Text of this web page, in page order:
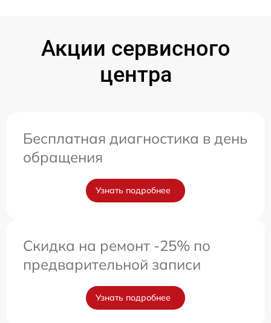
Акции сервисного
центра
Бесплатная диагностика в день
обращения
Узнать подробнее
Скидка на ремонт -25% по
предварительной записи
Узнать подробнее